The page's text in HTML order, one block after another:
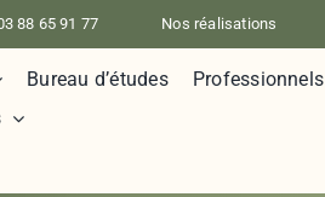
88 65 91 77 Nos réalisations
Bureau d’études
Professionnels